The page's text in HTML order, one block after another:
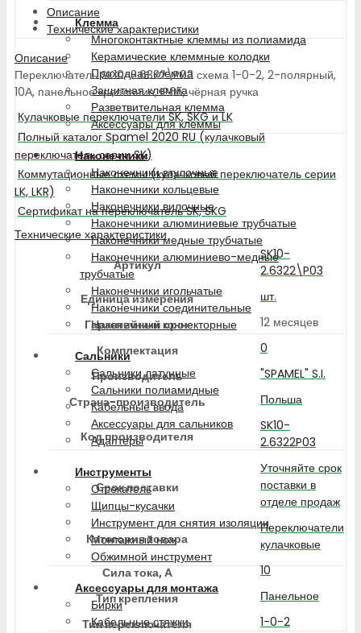
Клемма
Многоконтактные клеммы из полиамида
Керамические клеммные колодки
Проходная клемма
Защитная клемма
Разветвительная клемма
Аксессуары для клеммы
Наконечники
Наконечники втулочные
Наконечники кольцевые
Наконечники вилочные
Наконечники алюминиевые трубчатые
Наконечники медные трубчатые
Наконечники алюминиево-медные
трубчатые
Наконечники игольчатые
Наконечники соединительные
Наконечники коннекторные
Сальники
Сальники латунные
Сальники полиамидные
Кабельные ввода
Аксессуары для сальников
Адаптеры
Инструменты
Отсекатель
Щипцы-кусачки
Инструмент для снятия изоляции
Монтажный нож
Обжимной инструмент
Аксессуары для монтажа
Бирки
Кабельные стяжки
Описание
Технические характеристики
Описание
Переключатель SK10-2.6322\P03 схема 1-0-2, 2-полярный,
10А, панельное крепление, IP65, чёрная ручка
Кулачковые переключатели SK, SKG и LK
Полный каталог Spamel 2020 RU (кулачковый
переключатель серии SK)
Коммутационные схемы (кулачковый переключатель серии
LK, LKR)
Сертификат на переключатель SK, SKG
Технические характеристики
Артикул
SK10-
2.6322\P03
Единица измерения
шт.
Гарантийный срок
12 месяцев
Комплектация
0
Производитель
"SPAMEL" S.I.
Страна-производитель
Польша
Код производителя
SK10-
2.6322P03
Срок поставки
Уточняйте срок
поставки в
отделе продаж
Категория товара
Переключатели
кулачковые
Сила тока, А
10
Тип крепления
Панельное
Тип переключателя
1-0-2